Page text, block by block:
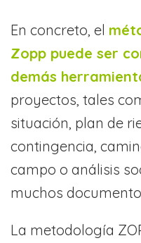
En concreto, el
Zopp puede ser
demás
proyectos, tales
situación, plan de
contingencia,
campo o análisis
muchos
La metodología